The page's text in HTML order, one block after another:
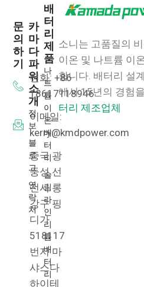
소니는 고품질의
이온 및 나트륨 이
합니다. 배터리 설
에서 15년의 경험
터리 제조업체
배
터
리
제
품
나
트
륨
이
온
배
터
리
슬
림
라
인
리
튬
배
터
리
카
마
다
파
워
소
개
정
보
블
로
그
연
락
처
문
의
하
기
전화: +86
18617118946
이메일:
kerry@kmdpower.com
중국 광
둥성 선
전시 롱
강구 핑
디가
518117
번지 마
샤스다
하이테